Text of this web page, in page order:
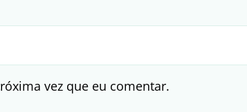
vez que eu comentar.